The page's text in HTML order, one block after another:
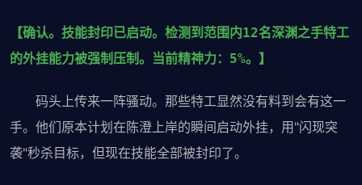
【确认。技能封印已启动。检测到范围内12名深渊之手特工
的外挂能力被强制压制。当前精神力：5%。】
码头上传来一阵骚动。那些特工显然没有料到会有这一
手。他们原本计划在陈澄上岸的瞬间启动外挂，用"闪现突
袭"秒杀目标，但现在技能全部被封印了。